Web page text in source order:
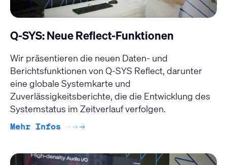
Q-SYS: Neue Reflect-Funktionen
Wir präsentieren die neuen Daten- und
Berichtsfunktionen von Q-SYS Reflect, darunter
eine globale Systemkarte und
Zuverlässigkeitsberichte, die die Entwicklung des
Systemstatus im Zeitverlauf verfolgen.
Mehr Infos